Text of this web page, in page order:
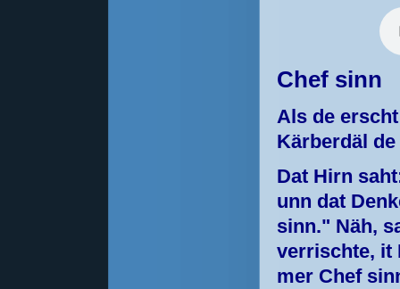
Chef sinn
Als de
Kärberdäl
Dat Hirn
unn dat
sinn." Näh,
verrischte, it
mer Chef